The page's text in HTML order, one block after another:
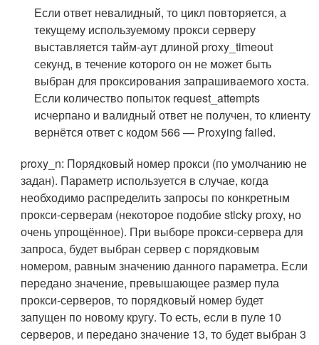
Если ответ невалидный, то цикл повторяется, а
текущему используемому прокси серверу
выставляется тайм-аут длиной proxy_timeout
секунд, в течение которого он не может быть
выбран для проксирования запрашиваемого хоста.
Если количество попыток request_attempts
исчерпано и валидный ответ не получен, то клиенту
вернётся ответ с кодом 566 — Proxying failed.
proxy_n: Порядковый номер прокси (по умолчанию не
задан). Параметр используется в случае, когда
необходимо распределить запросы по конкретным
прокси-серверам (некоторое подобие sticky proxy, но
очень упрощённое). При выборе прокси-сервера для
запроса, будет выбран сервер с порядковым
номером, равным значению данного параметра. Если
передано значение, превышающее размер пула
прокси-серверов, то порядковый номер будет
запущен по новому кругу. То есть, если в пуле 10
серверов, и передано значение 13, то будет выбран 3